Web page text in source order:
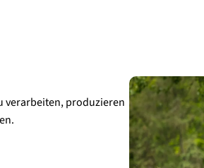
verarbeiten, produzieren